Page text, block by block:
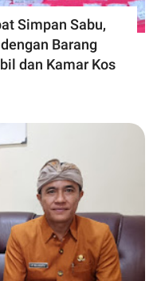
Simpan Sabu,
Barang
dan Kamar Kos